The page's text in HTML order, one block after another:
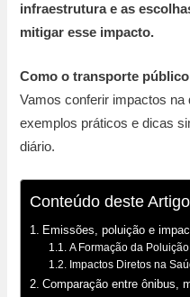
infraestrutura e as
mitigar esse impacto.
Como o transporte
Vamos conferir impactos na
exemplos práticos e dicas
diário.
Conteúdo deste Artigo
Emissões, poluição e
A Formação da
Impactos Diretos na
Comparação entre ônibus,